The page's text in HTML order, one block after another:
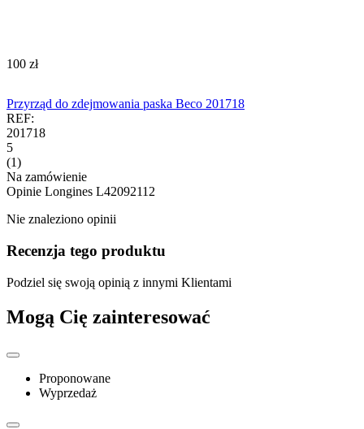
‍100‍ zł
Przyrząd do zdejmowania paska Beco 201718
REF:
201718
5
(1)
Na zamówienie
Opinie Longines L42092112
Nie znaleziono opinii
Recenzja tego produktu
Podziel się swoją opinią z innymi Klientami
Mogą Cię zainteresować
Proponowane
Wyprzedaż